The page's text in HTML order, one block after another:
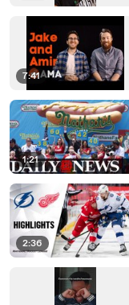
7:41
1:21
2:36